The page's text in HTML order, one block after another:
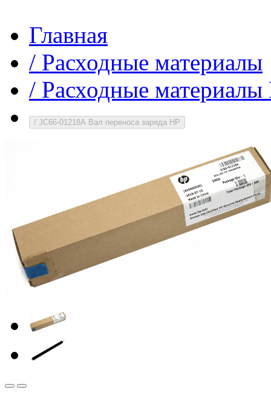
Главная
/ Расходные материалы
/ Расходные
/ JC66-01218A Вал переноса заряда HP